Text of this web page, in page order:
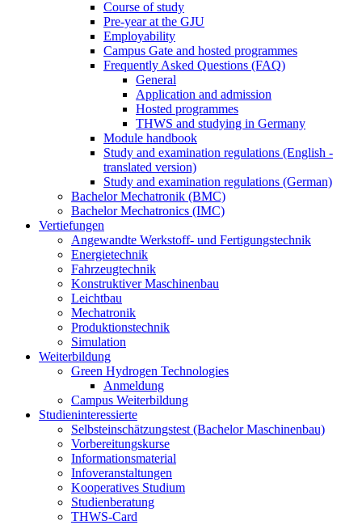
Course of study
Pre-year at the GJU
Employability
Campus Gate and hosted programmes
Frequently Asked Questions (FAQ)
General
Application and admission
Hosted programmes
THWS and studying in Germany
Module handbook
Study and examination regulations (English -
translated version)
Study and examination regulations (German)
Bachelor Mechatronik (BMC)
Bachelor Mechatronics (IMC)
Vertiefungen
Angewandte Werkstoff- und Fertigungstechnik
Energietechnik
Fahrzeugtechnik
Konstruktiver Maschinenbau
Leichtbau
Mechatronik
Produktionstechnik
Simulation
Weiterbildung
Green Hydrogen Technologies
Anmeldung
Campus Weiterbildung
Studieninteressierte
Selbsteinschätzungstest (Bachelor Maschinenbau)
Vorbereitungskurse
Informationsmaterial
Infoveranstaltungen
Kooperatives Studium
Studienberatung
THWS-Card